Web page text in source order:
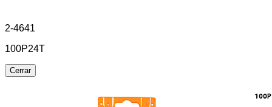
2-4641
100P24T
Cerrar